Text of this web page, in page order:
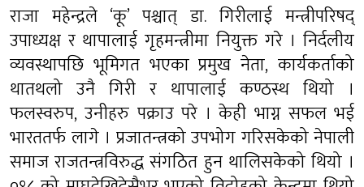
राजा महेन्द्रले ‘कू’ पश्चात् डा. गिरीलाई मन्त्रीपरिषद्
उपाध्यक्ष र थापालाई गृहमन्त्रीमा नियुक्त गरे । निर्दलीय
व्यवस्थापछि भूमिगत भएका प्रमुख नेता, कार्यकर्ताको
थातथलो उनै गिरी र थापालाई कण्ठस्थ थियो ।
फलस्वरुप, उनीहरु पक्राउ परे । केही भाग्न सफल भई
भारततर्फ लागे । प्रजातन्त्रको उपभोग गरिसकेको नेपाली
समाज राजतन्त्रविरुद्ध संगठित हुन थालिसकेको थियो ।